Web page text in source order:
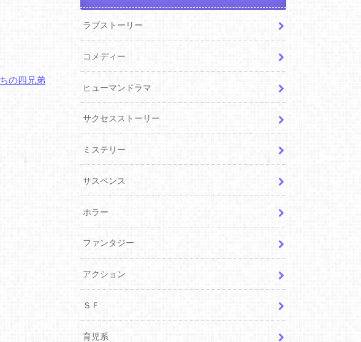
ラブストーリー
コメディー
ヒューマンドラマ
サクセスストーリー
ミステリー
サスペンス
ホラー
ファンタジー
アクション
ＳＦ
育児系